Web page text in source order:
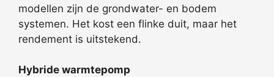
modellen zijn de grondwater- en bodem
systemen. Het kost een flinke duit, maar het
rendement is uitstekend.
Hybride warmtepomp